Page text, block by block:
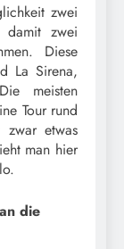
zwei
damit zwei
Diese
La Sirena,
meisten
Tour rund
etwas
man hier
die